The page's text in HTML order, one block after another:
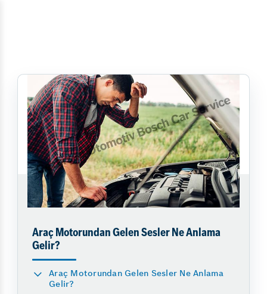
Araç Motorundan Gelen Sesler Ne Anlama
Gelir?
Araç Motorundan Gelen Sesler Ne Anlama
Gelir?